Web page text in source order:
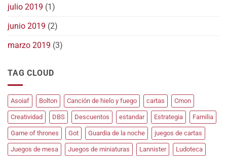
julio 2019 (1)
junio 2019 (2)
marzo 2019 (3)
TAG CLOUD
Asoiaf Bolton Canción de hielo y fuego cartas Cmon
Creatividad DBS Descuentos estandar Estrategia Familia
Game of thrones Got Guardia de la noche juegos de cartas
Juegos de mesa Juegos de miniaturas Lannister Ludoteca